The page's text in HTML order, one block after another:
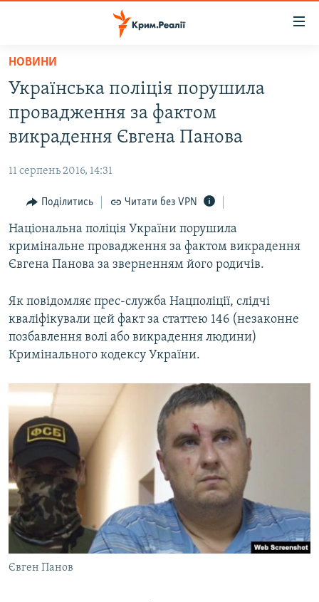
Перейти
основного
матеріалу
Перейти
до
основної
навігації
Перейти
пошуку
ВОДА.КРИМ
ВІДЕО ТА ФОТО
БЛОГИ
ПОГЛЯД
ІНТЕРВ'Ю
ВСЕ ЗА ДЕНЬ
ДЕПОРТАЦІЯ
ВІДЕОУРОКИ «ELIFBE»
СВІДЧЕННЯ ОКУПАЦІЇ
УКРАЇНСЬКА ПРОБЛЕМА КРИМУ
ІНФОГРАФІКА
ЯК ОБІЙТИ БЛОКУВАННЯ
Русский
ДОЛУЧАЙСЯ!
Усі сайти RFE/RL
НОВИНИ
Українська поліція порушила
провадження за фактом
викрадення Євгена Панова
11 серпень 2016, 14:31
Поділитись Читати без VPN
Національна поліція України порушила
кримінальне провадження за фактом викрадення
Євгена Панова за зверненням його родичів.
Як повідомляє прес-служба Нацполіції, слідчі
кваліфікували цей факт за статтею 146 (незаконне
позбавлення волі або викрадення людини)
Кримінального кодексу України.
Євген Панов